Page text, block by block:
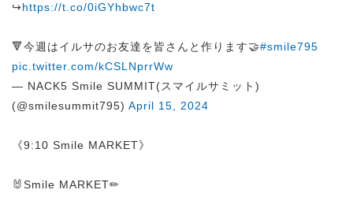
↪︎https://t.co/0iGYhbwc7t
🔻今週はイルサのお友達を皆さんと作ります🤝#smile795
pic.twitter.com/kCSLNprrWw
— NACK5 Smile SUMMIT(スマイルサミット)
(@smilesummit795) April 15, 2024
《9:10 Smile MARKET》
🐰Smile MARKET✏